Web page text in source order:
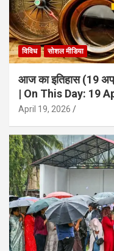
विविध सोशल मीडिया
आज का इतिहास (19
| On This Day: 19
April 19, 2026